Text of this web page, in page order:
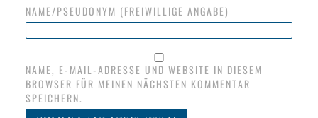
NAME/PSEUDONYM (FREIWILLIGE ANGABE)
NAME, E-MAIL-ADRESSE UND WEBSITE IN DIESEM
BROWSER FÜR MEINEN NÄCHSTEN KOMMENTAR
SPEICHERN.